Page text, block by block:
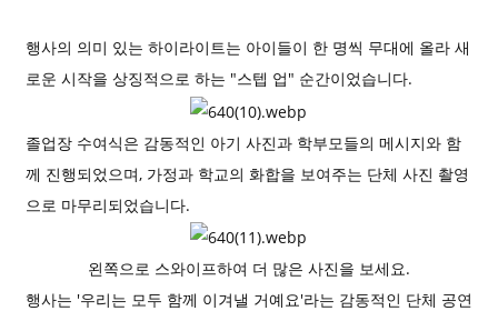
행사의 의미 있는 하이라이트는 아이들이 한 명씩 무대에 올라 새
로운 시작을 상징적으로 하는 "스텝 업" 순간이었습니다.
졸업장 수여식은 감동적인 아기 사진과 학부모들의 메시지와 함
께 진행되었으며, 가정과 학교의 화합을 보여주는 단체 사진 촬영
으로 마무리되었습니다.
왼쪽으로 스와이프하여 더 많은 사진을 보세요.
행사는 '우리는 모두 함께 이겨낼 거예요'라는 감동적인 단체 공연